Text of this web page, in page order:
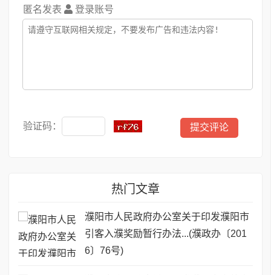
匿名发表 登录账号
验证码：
热门文章
濮阳市人民政府办公室关于印发濮阳市
引客入濮奖励暂行办法...(濮政办〔201
6〕76号)